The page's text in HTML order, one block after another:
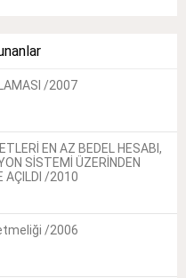
/2007
EN AZ BEDEL HESABI,
SİSTEMİ ÜZERİNDEN
AÇILDI /2010
/2006